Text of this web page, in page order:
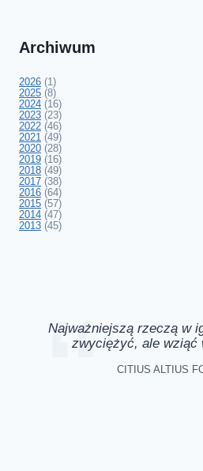
Archiwum
2026 (1)
2025 (8)
2024 (16)
2023 (23)
2022 (46)
2021 (49)
2020 (28)
2019 (16)
2018 (49)
2017 (38)
2016 (64)
2015 (57)
2014 (47)
2013 (45)
Najważniejszą rzeczą w
zwyciężyć, ale wziąć
CITIUS ALTIUS